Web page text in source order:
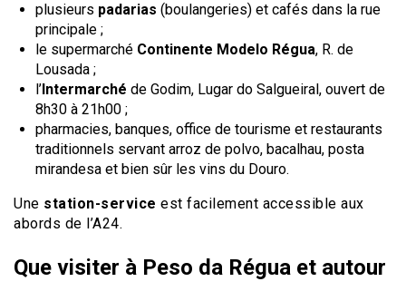
plusieurs padarias (boulangeries) et cafés dans la rue
principale ;
le supermarché Continente Modelo Régua, R. de
Lousada ;
l’ Intermarché de Godim, Lugar do Salgueiral, ouvert de
8h30 à 21h00 ;
pharmacies, banques, office de tourisme et restaurants
traditionnels servant arroz de polvo, bacalhau, posta
mirandesa et bien sûr les vins du Douro.
Une station-service est facilement accessible aux
abords de l’A24.
Que visiter à Peso da Régua et autour